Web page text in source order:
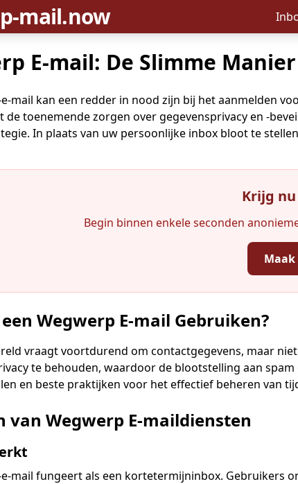
mail.now
E-mail: De Slimme
mail kan een redder in nood zijn bij het aanmelden
de toenemende zorgen over gegevensprivacy en -
In plaats van uw persoonlijke inbox bloot te
Krijg
Begin binnen enkele seconden
Maak
Je
Volgende
Afzender
Wegwerp E-mail Gebruiken?
vraagt voortdurend om contactgegevens, maar
te behouden, waardoor de blootstelling aan
en beste praktijken voor het effectief beheren van
van Wegwerp E-maildiensten
mail fungeert als een kortetermijninbox. Gebruikers